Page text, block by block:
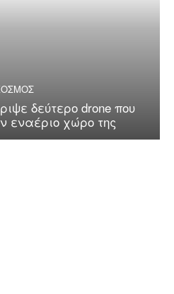
δεύτερο drone που
εναέριο χώρο της